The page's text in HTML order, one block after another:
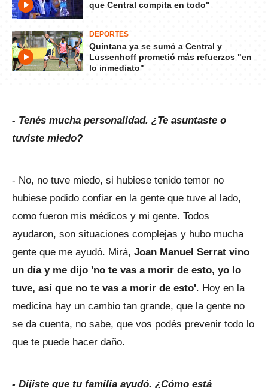
que Central compita en todo"
DEPORTES
Quintana ya se sumó a Central y
Lussenhoff prometió más refuerzos "en
lo inmediato"
- Tenés mucha personalidad. ¿Te asuntaste o
tuviste miedo?
- No, no tuve miedo, si hubiese tenido temor no
hubiese podido confiar en la gente que tuve al lado,
como fueron mis médicos y mi gente. Todos
ayudaron, son situaciones complejas y hubo mucha
gente que me ayudó. Mirá, Joan Manuel Serrat vino
un día y me dijo 'no te vas a morir de esto, yo lo
tuve, así que no te vas a morir de esto'. Hoy en la
medicina hay un cambio tan grande, que la gente no
se da cuenta, no sabe, que vos podés prevenir todo lo
que te puede hacer daño.
- Dijiste que tu familia ayudó. ¿Cómo está